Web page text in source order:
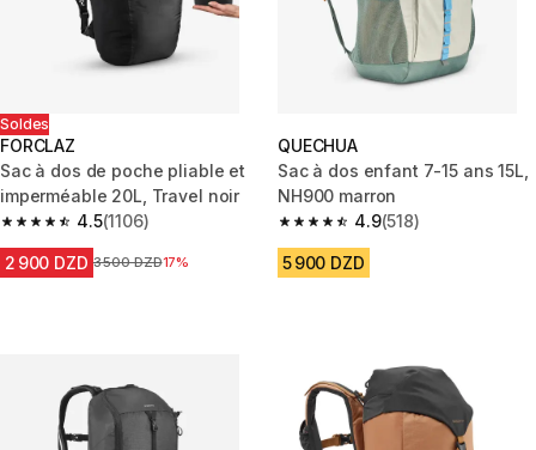
Soldes
FORCLAZ
Sac à dos de poche pliable et
imperméable 20L, Travel noir
4.5
4.5 out of 5 stars from 1106 reviews
(1106)
2 900 DZD Prix avant la réduction
3 500 DZD17%
QUECHUA
Sac à dos enfant 7-15 ans 15L,
NH900 marron
4.9
4.9 out of 5 stars from 518
(518)
5 900 DZD